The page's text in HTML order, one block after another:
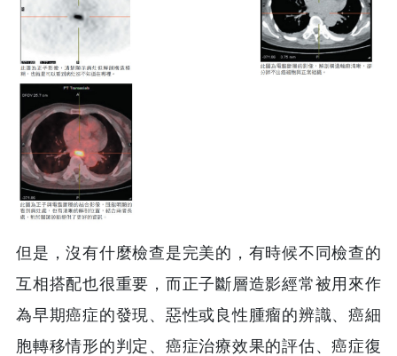
但是，沒有什麼檢查是完美的，有時候不同檢查的
互相搭配也很重要，而正子斷層造影經常被用來作
為早期癌症的發現、惡性或良性腫瘤的辨識、癌細
胞轉移情形的判定、癌症治療效果的評估、癌症復